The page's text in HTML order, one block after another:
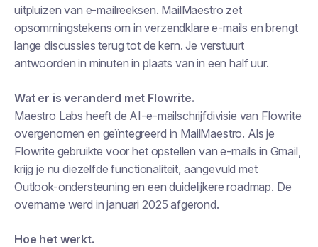
uitpluizen van e-mailreeksen. MailMaestro zet
opsommingstekens om in verzendklare e-mails en brengt
lange discussies terug tot de kern. Je verstuurt
antwoorden in minuten in plaats van in een half uur.
Wat er is veranderd met Flowrite.
Maestro Labs heeft de AI-e-mailschrijfdivisie van Flowrite
overgenomen en geïntegreerd in MailMaestro. Als je
Flowrite gebruikte voor het opstellen van e-mails in Gmail,
krijg je nu diezelfde functionaliteit, aangevuld met
Outlook-ondersteuning en een duidelijkere roadmap. De
overname werd in januari 2025 afgerond.
Hoe het werkt.